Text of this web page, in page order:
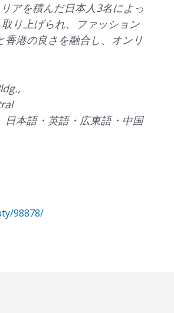
アを積んだ日本人3名によっ
り上げられ、ファッション
香港の良さを融合し、オンリ
日本語・英語・広東語・中国
98878/